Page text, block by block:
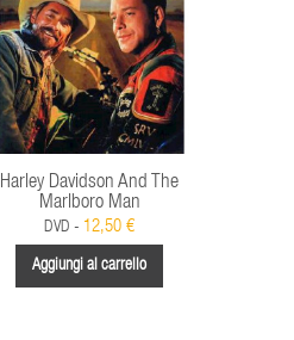
Harley Davidson And The
Marlboro Man
DVD - 12,50 €
Aggiungi al carrello